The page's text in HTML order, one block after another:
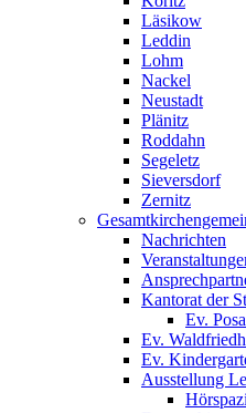
Läsikow
Leddin
Lohm
Nackel
Neustadt
Plänitz
Roddahn
Segeletz
Sieversdorf
Zernitz
Nachrichten
Kantorat der
Ev.
Ev.
Ev.
Ausstellung